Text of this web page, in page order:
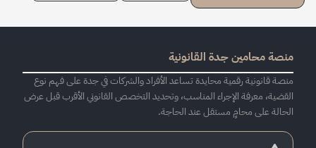
منصة محامين جدة القانونية
منصة قانونية رقمية محايدة تساعد الأفراد والشركات في جدة على فهم نوع
القضية، معرفة الإجراء المناسب، وتحديد التخصص القانوني الأقرب قبل عرض
الحالة على محامٍ مستقل عند الحاجة.